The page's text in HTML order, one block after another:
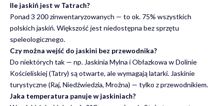
Ile jaskiń jest w Tatrach?
Ponad 3 200 zinwentaryzowanych — to ok. 75% wszystkich
polskich jaskiń. Większość jest niedostępna bez sprzętu
speleologicznego.
Czy można wejść do jaskini bez przewodnika?
Do niektórych tak — np. Jaskinia Mylna i Obłazkowa w Dolinie
Kościeliskiej (Tatry) są otwarte, ale wymagają latarki. Jaskinie
turystyczne (Raj, Niedźwiedzia, Mroźna) — tylko z przewodnikiem.
Jaka temperatura panuje w jaskiniach?